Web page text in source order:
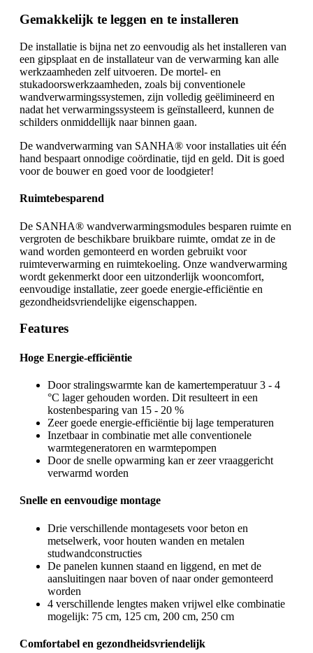
Gemakkelijk te leggen en te installeren
De installatie is bijna net zo eenvoudig als het installeren van
een gipsplaat en de installateur van de verwarming kan alle
werkzaamheden zelf uitvoeren. De mortel- en
stukadoorswerkzaamheden, zoals bij conventionele
wandverwarmingssystemen, zijn volledig geëlimineerd en
nadat het verwarmingssysteem is geïnstalleerd, kunnen de
schilders onmiddellijk naar binnen gaan.
De wandverwarming van SANHA® voor installaties uit één
hand bespaart onnodige coördinatie, tijd en geld. Dit is goed
voor de bouwer en goed voor de loodgieter!
Ruimtebesparend
De SANHA® wandverwarmingsmodules besparen ruimte en
vergroten de beschikbare bruikbare ruimte, omdat ze in de
wand worden gemonteerd en worden gebruikt voor
ruimteverwarming en ruimtekoeling. Onze wandverwarming
wordt gekenmerkt door een uitzonderlijk wooncomfort,
eenvoudige installatie, zeer goede energie-efficiëntie en
gezondheidsvriendelijke eigenschappen.
Features
Hoge Energie-efficiëntie
Door stralingswarmte kan de kamertemperatuur 3 - 4
°C lager gehouden worden. Dit resulteert in een
kostenbesparing van 15 - 20 %
Zeer goede energie-efficiëntie bij lage temperaturen
Inzetbaar in combinatie met alle conventionele
warmtegeneratoren en warmtepompen
Door de snelle opwarming kan er zeer vraaggericht
verwarmd worden
Snelle en eenvoudige montage
Drie verschillende montagesets voor beton en
metselwerk, voor houten wanden en metalen
studwandconstructies
De panelen kunnen staand en liggend, en met de
aansluitingen naar boven of naar onder gemonteerd
worden
4 verschillende lengtes maken vrijwel elke combinatie
mogelijk: 75 cm, 125 cm, 200 cm, 250 cm
Comfortabel en gezondheidsvriendelijk